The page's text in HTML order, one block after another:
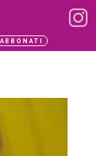
ABBONATI